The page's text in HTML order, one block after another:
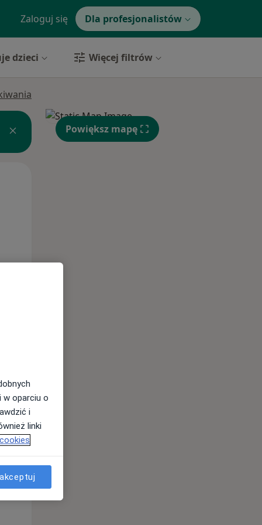
Zaloguj się Dla profesjonalistów
dzieci Więcej filtrów
Śr,
12 Sie
Powiększ mapę
w oparciu o
i
linki